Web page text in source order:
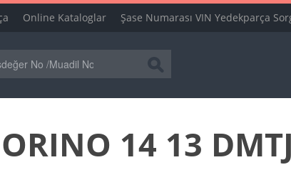
Online Kataloglar Şase Numarası VIN Yedekparça
14 13